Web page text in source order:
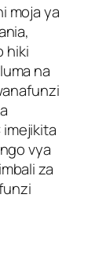
moja ya
hiki
na
vya
za